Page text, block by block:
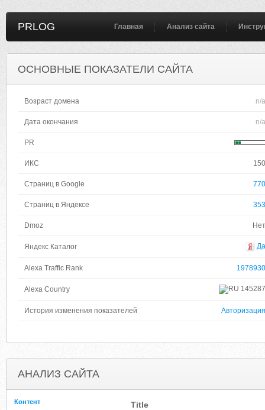
PRLOG Главная Анализ сайта
ОСНОВНЫЕ ПОКАЗАТЕЛИ САЙТА
Возраст домена n/a
Дата окончания n/a
PR
ИКС 150
Страниц в Google 770
Страниц в Яндексе 353
Dmoz Нет
Яндекс Каталог Да
Alexa Traffic Rank 1978930
Alexa Country 145287
История изменения показателей Авторизация
АНАЛИЗ САЙТА
Контент Title